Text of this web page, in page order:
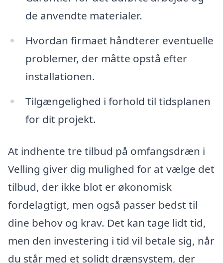
de anvendte materialer.
Hvordan firmaet håndterer eventuelle
problemer, der måtte opstå efter
installationen.
Tilgængelighed i forhold til tidsplanen
for dit projekt.
At indhente tre tilbud på omfangsdræn i
Velling giver dig mulighed for at vælge det
tilbud, der ikke blot er økonomisk
fordelagtigt, men også passer bedst til
dine behov og krav. Det kan tage lidt tid,
men den investering i tid vil betale sig, når
du står med et solidt drænsystem, der